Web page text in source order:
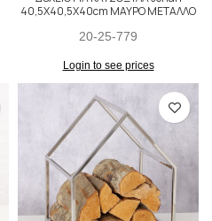
40,5Χ40,5Χ40cm ΜΑΥΡΟ ΜΕΤΑΛΛΟ
20-25-779
Login to see prices